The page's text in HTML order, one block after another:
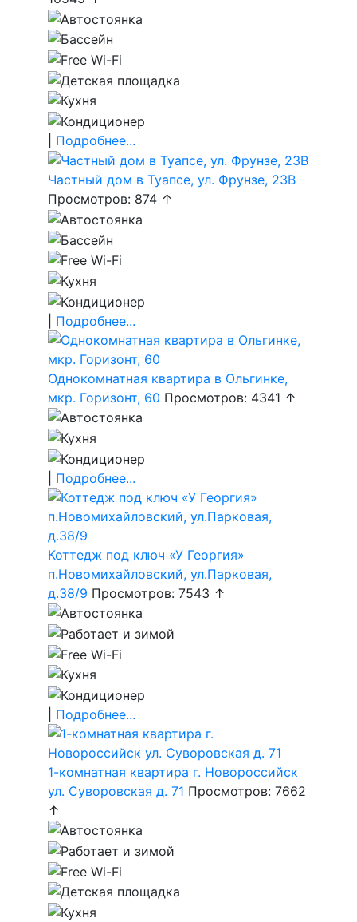
Подробнее...
Частный дом в Туапсе, ул. Фрунзе, 23В
Просмотров: 874 ↑
Подробнее...
Однокомнатная квартира в Ольгинке,
мкр. Горизонт, 60 Просмотров: 4341 ↑
Подробнее...
Коттедж под ключ «У Георгия»
п.Новомихайловский, ул.Парковая,
д.38/9 Просмотров: 7543 ↑
Подробнее...
1-комнатная квартира г. Новороссийск
ул. Суворовская д. 71 Просмотров: 7662
↑